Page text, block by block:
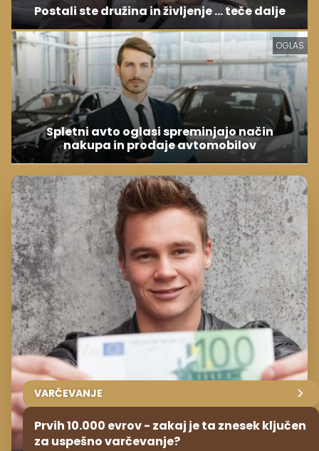
Postali ste družina in življenje ... teče dalje
OGLAS
Spletni avto oglasi spreminjajo način
nakupa in prodaje avtomobilov
VARČEVANJE
Prvih 10.000 evrov - zakaj je ta znesek ključen
za uspešno varčevanje?